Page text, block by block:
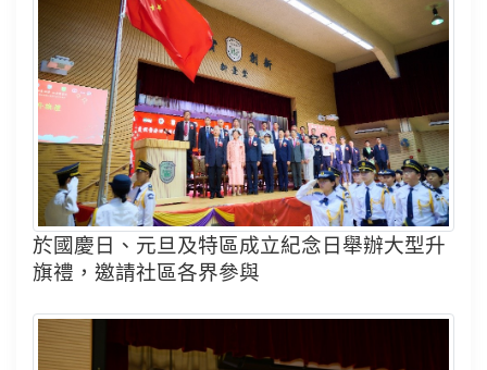
於國慶日、元旦及特區成立紀念日舉辦大型升
旗禮，邀請社區各界參與